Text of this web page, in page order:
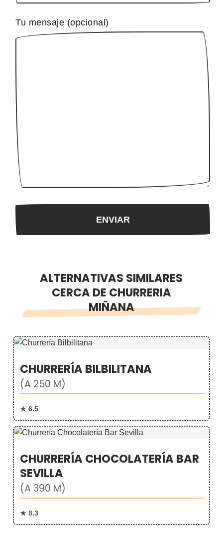
Tu mensaje (opcional)
ALTERNATIVAS SIMILARES
CERCA DE CHURRERIA
MIÑANA
CHURRERÍA BILBILITANA
(A 250 M)
★ 6.5
CHURRERÍA CHOCOLATERÍA BAR
SEVILLA
(A 390 M)
★ 8.3